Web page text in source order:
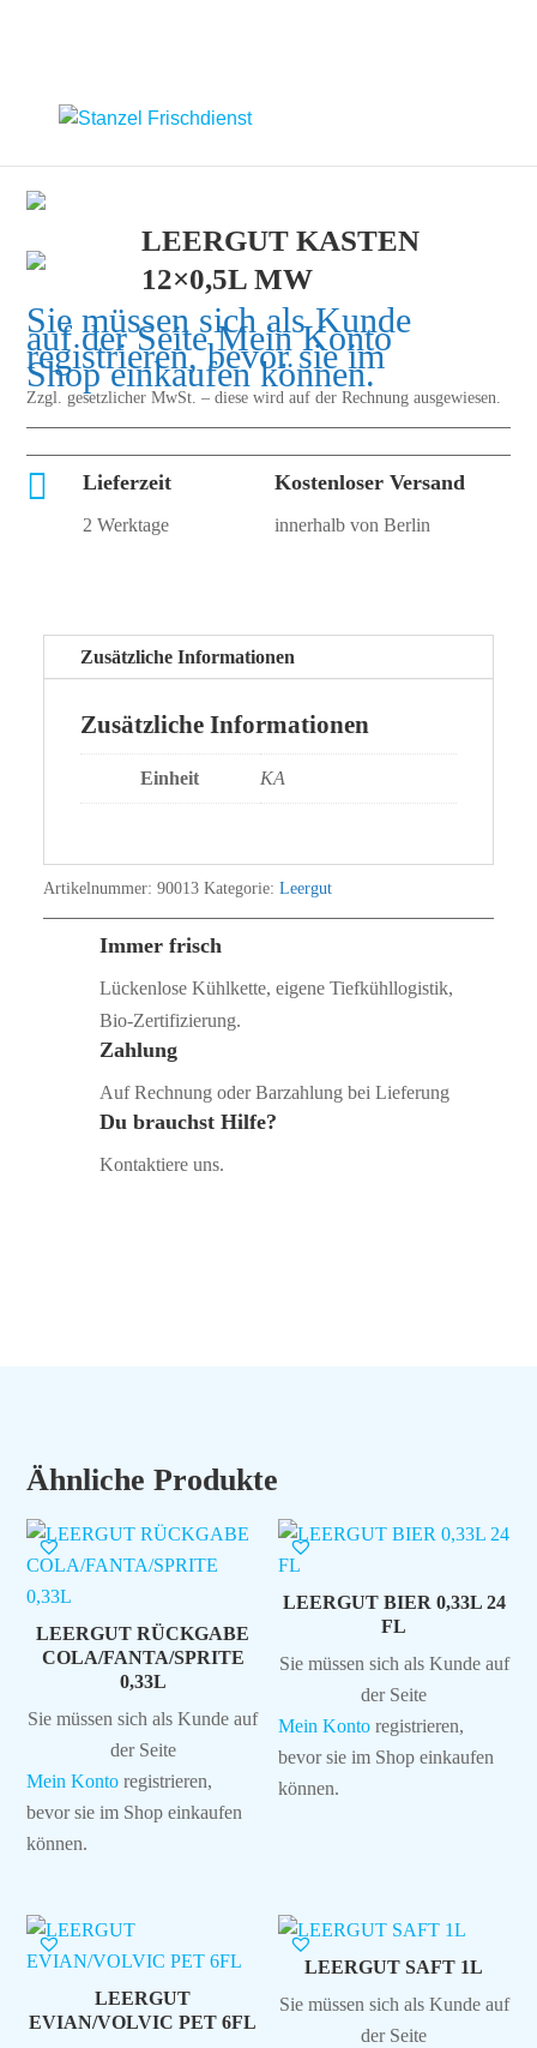
LEERGUT KASTEN
12×0,5L MW
Sie müssen sich als Kunde
auf der SeiteMein Konto
registrieren, bevor sie im
Shop einkaufen können.
Zzgl. gesetzlicher MwSt. – diese wird auf der Rechnung ausgewiesen.
 Lieferzeit
2 Werktage
Kostenloser Versand
innerhalb von Berlin
Zusätzliche Informationen
Zusätzliche Informationen
Einheit KA
Artikelnummer: 90013 Kategorie: Leergut
Immer frisch
Lückenlose Kühlkette, eigene Tiefkühllogistik,
Bio‑Zertifizierung.
Zahlung
Auf Rechnung oder Barzahlung bei Lieferung
Du brauchst Hilfe?
Kontaktiere uns.
Ähnliche Produkte
LEERGUT RÜCKGABE
COLA/FANTA/SPRITE
0,33L
Sie müssen sich als Kunde auf
der Seite
Mein Konto registrieren,
bevor sie im Shop einkaufen
können.
LEERGUT BIER 0,33L 24
FL
Sie müssen sich als Kunde auf
der Seite
Mein Konto registrieren,
bevor sie im Shop einkaufen
können.
LEERGUT
EVIAN/VOLVIC PET 6FL
LEERGUT SAFT 1L
Sie müssen sich als Kunde auf
der Seite